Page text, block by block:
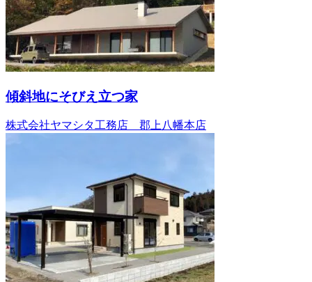
傾斜地にそびえ立つ家
株式会社ヤマシタ工務店 郡上八幡本店